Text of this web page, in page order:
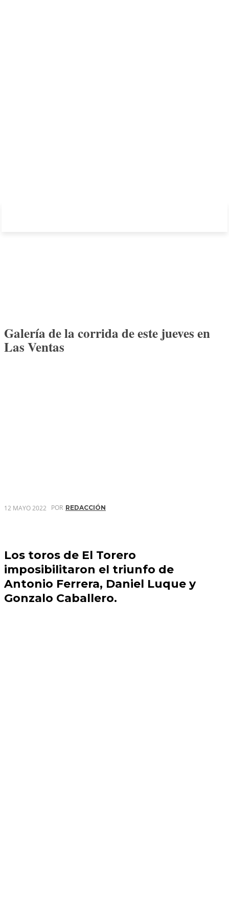
Galería de la corrida de este jueves en
Las Ventas
12 MAYO 2022 POR REDACCIÓN
Los toros de El Torero
imposibilitaron el triunfo de
Antonio Ferrera, Daniel Luque y
Gonzalo Caballero.